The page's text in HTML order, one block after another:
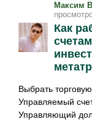
Максим
Как
Выбрать
Управляемый
Управляющий